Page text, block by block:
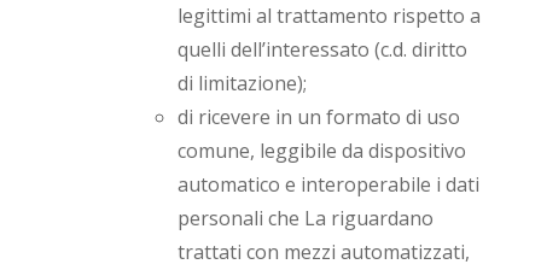
legittimi al trattamento rispetto a
quelli dell’interessato (c.d. diritto
di limitazione);
di ricevere in un formato di uso
comune, leggibile da dispositivo
automatico e interoperabile i dati
personali che La riguardano
trattati con mezzi automatizzati,